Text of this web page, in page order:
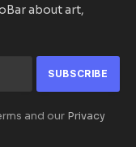
about art,
and our Privacy